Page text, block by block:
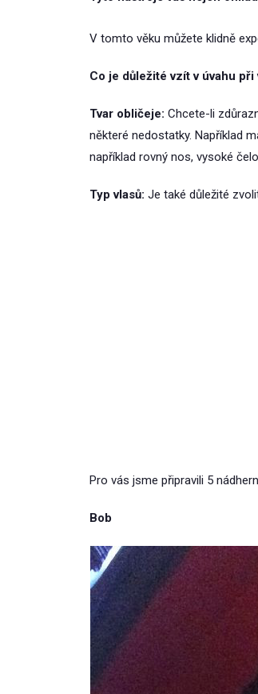
V tomto věku můžete klidně
Co je důležité vzít v úvahu
Tvar obličeje: Chcete-li
některé nedostatky. Například
například rovný nos, vysoké
Typ vlasů: Je také důležité
Pro vás jsme připravili 5
Bob